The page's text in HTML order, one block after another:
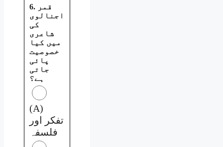
6. قمر
اجنالوی
کی
شاعری
میں کیا
خصوصیت
پائی
جاتی
ہے؟
(A)
تفکر اور
فلسفہ